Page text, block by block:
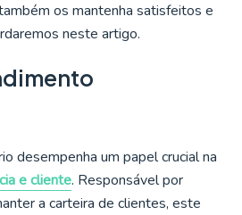
os mantenha satisfeitos e
neste artigo.
desempenha um papel crucial na
e cliente. Responsável por
a carteira de clientes, este